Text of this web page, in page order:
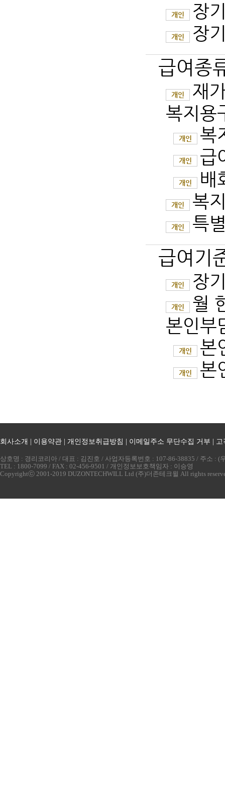
개인 장
개인 장
급여종
개인
재
복지용
개인 복
개인 급
개인 배
개인 복
개인 특
급여기
개인 장
개인
월
본인부
개인 본
개인 본
회사소개 이용약관 개인정보취급방침 이메일주소 무단수집 거부 고
상호명 : 경리코리아 / 대표 : 김진호 / 사업자등록번호 : 107-86-38835 / 주소 :
TEL : 1800-7099 / FAX : 02-456-9501 / 개인정보보호책임자 : 이승영
Copyrightⓒ 2001-2019 DUZONTECHWILL Ltd (주)더존테크윌 All rights